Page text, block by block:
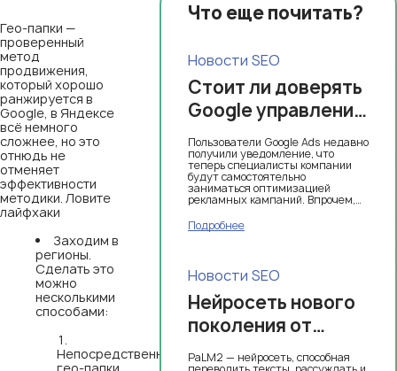
Что еще почитать?
Новости SEO
Стоит ли доверять
Google управление
вашей рекламой?
Пользователи Google Ads недавно
получили уведомление, что
теперь специалисты компании
будут самостоятельно
заниматься оптимизацией
рекламных кампаний. Впрочем,
согласие на стороннее
вмешательство и не
Подробнее
Новости SEO
Нейросеть нового
поколения от
Google
PaLM2 — нейросеть, способная
Гео-папки —
проверенный
метод
продвижения,
который хорошо
ранжируется в
Google, в Яндексе
всё немного
сложнее, но это
отнюдь не
отменяет
эффективности
методики. Ловите
лайфхаки
Заходим в
регионы.
Сделать это
можно
несколькими
способами:
Непосредственно